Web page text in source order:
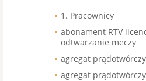
1. Pracownicy
abonament RTV
odtwarzanie meczy
agregat
agregat